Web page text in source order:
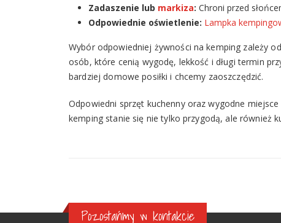
Zadaszenie lub markiza: Chroni przed
Odpowiednie oświetlenie: Lampka
Wybór odpowiedniej żywności na kemping zależy
osób, które cenią wygodę, lekkość i długi termin
bardziej domowe posiłki i chcemy zaoszczędzić.
Odpowiedni sprzęt kuchenny oraz wygodne
kemping stanie się nie tylko przygodą, ale również
Pozostańmy w kontakcie